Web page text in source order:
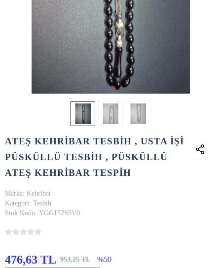
ATEŞ KEHRİBAR TESBİH , USTA İŞİ
PÜSKÜLLÜ TESBİH , PÜSKÜLLÜ
ATEŞ KEHRİBAR TESPİH
Marka: Kehribar
Kategori: Tesbih
Stok Kodu: YGG152S9V0
476,63 TL 953,25 TL %50